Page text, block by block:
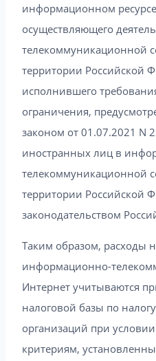
информационном
осуществляющего
телекоммуникационной
территории Российской
исполнившего
ограничения,
законом от 01.07.2021 N
иностранных лиц в
телекоммуникационной
территории Российской
законодательством
Таким образом, расходы
информационно-
Интернет учитываются
налоговой базы по
организаций при условии
критериям,